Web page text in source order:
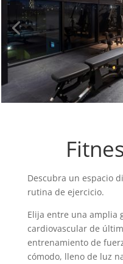
Descubra un espacio
rutina de ejercicio.
Elija entre una amplia
cardiovascular de
entrenamiento de
cómodo, lleno de luz